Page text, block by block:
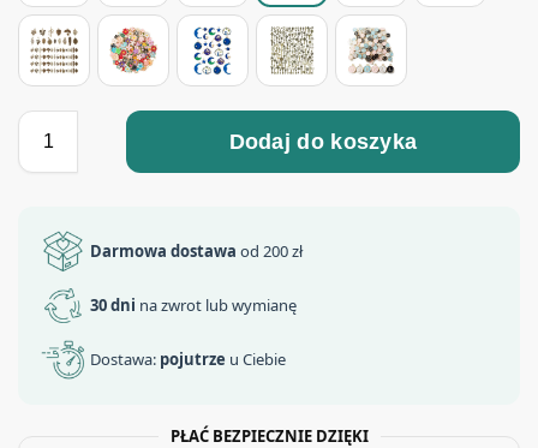
Dodaj do koszyka
Darmowa dostawa od 200 zł
30 dni na zwrot lub wymianę
Dostawa: pojutrze u Ciebie
PŁAĆ BEZPIECZNIE DZIĘKI